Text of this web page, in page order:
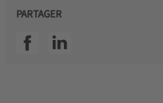
PARTAGER
SSI facebookSSI linkedin